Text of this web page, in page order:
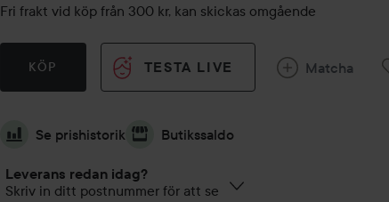
Fri frakt vid köp från 300 kr, kan skickas omgående
KÖP TESTA LIVE Matcha
Se prishistorik Butikssaldo
Leverans redan idag?
Skriv in ditt postnummer för att se